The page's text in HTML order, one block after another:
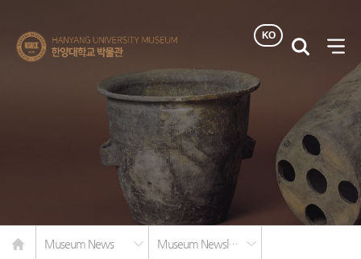
한양대학교
박물관
KO
검색
사이
열기
Home
Museum News Museum Newsletter